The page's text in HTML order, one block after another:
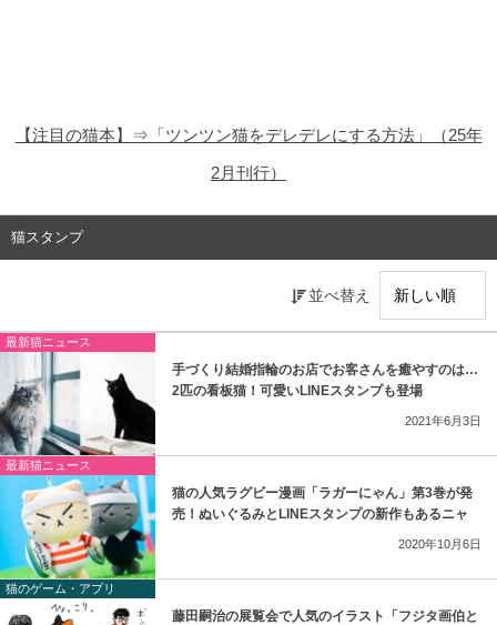
【注目の猫本】⇒「ツンツン猫をデレデレにする方法」（25年
2月刊行）
猫スタンプ
並べ替え
最新猫ニュース
手づくり結婚指輪のお店でお客さんを癒やすのは…
2匹の看板猫！可愛いLINEスタンプも登場
2021年6月3日
最新猫ニュース
猫の人気ラグビー漫画「ラガーにゃん」第3巻が発
売！ぬいぐるみとLINEスタンプの新作もあるニャ
2020年10月6日
猫のゲーム・アプリ
藤田嗣治の展覧会で人気のイラスト「フジタ画伯と
猫の社会問題